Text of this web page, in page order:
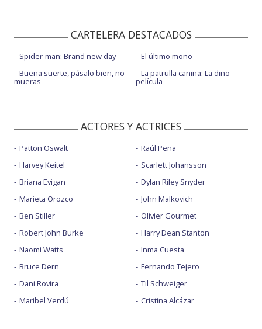
CARTELERA DESTACADOS
Spider-man: Brand new day
Buena suerte, pásalo bien, no
mueras
El último mono
La patrulla canina: La dino
película
ACTORES Y ACTRICES
Patton Oswalt
Harvey Keitel
Briana Evigan
Marieta Orozco
Ben Stiller
Robert John Burke
Naomi Watts
Bruce Dern
Dani Rovira
Maribel Verdú
Raúl Peña
Scarlett Johansson
Dylan Riley Snyder
John Malkovich
Olivier Gourmet
Harry Dean Stanton
Inma Cuesta
Fernando Tejero
Til Schweiger
Cristina Alcázar